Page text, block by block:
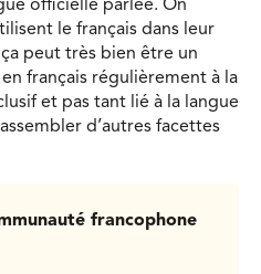
officielle parlée. On
le français dans leur
peut très bien être un
français régulièrement à la
et pas tant lié à la langue
d’autres facettes
francophone